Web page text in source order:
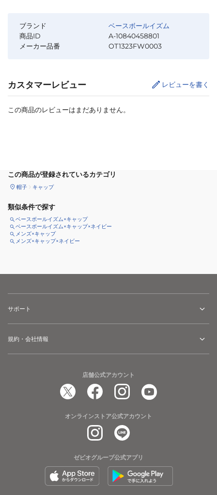
ブランド
ベースボールイズム
商品ID
A-10840458801
メーカー品番
OT1323FW0003
カスタマーレビュー レビューを書く
この商品のレビューはまだありません。
この商品が登録されているカテゴリ
帽子 キャップ
類似条件で探す
ベースボールイズム×キャップ
ベースボールイズム×キャップ×ネイビー
メンズ×キャップ
メンズ×キャップ×ネイビー
サポート
規約・会社情報
店舗公式アカウント
オンラインストア公式アカウント
ゼビオグループ公式アプリ